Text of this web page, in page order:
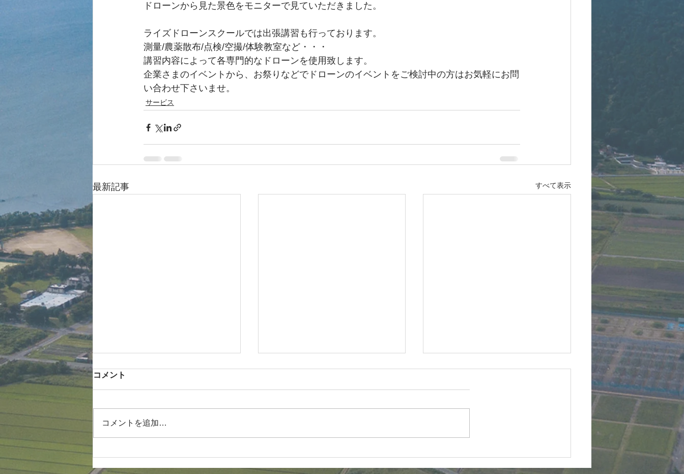
ドローンから見た景色をモニターで見ていただきました。
ライズドローンスクールでは出張講習も行っております。
測量/農薬散布/点検/空撮/体験教室など・・・
講習内容によって各専門的なドローンを使用致します。
企業さまのイベントから、お祭りなどでドローンのイベントをご検討中の方はお気軽にお問
い合わせ下さいませ。
サービス
最新記事 すべて表示
施しました
タル開始♪
巡回【レベル3.5飛行】
コメント
コメントを追加…